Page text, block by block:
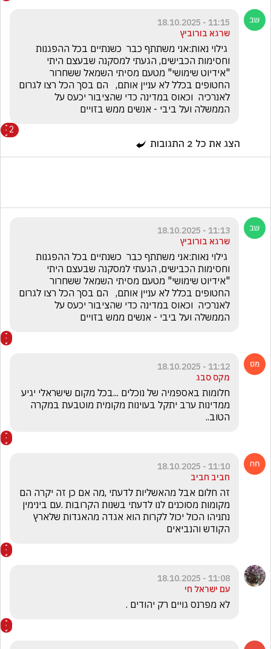
11:15 - 18.10.2025
שרגא בורוביץ
הממשלה ועל ביבי - אנשים ממש בזויים
2
הצג את כל 2 התגובות
11:13 - 18.10.2025
שרגא בורוביץ
הממשלה ועל ביבי - אנשים ממש בזויים
11:12 - 18.10.2025
מקס סבג
הטוב..
11:10 - 18.10.2025
חביב חביב
הקודש והנביאים
11:08 - 18.10.2025
עם ישראל חי
לא מפרנס גויים רק יהודים .